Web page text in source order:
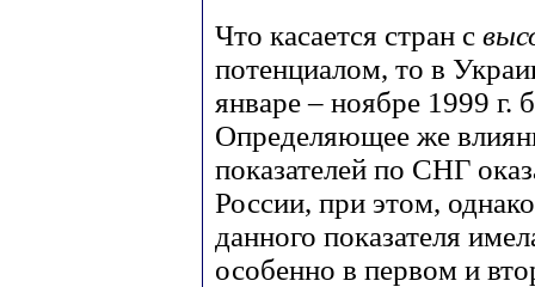
Что касается стран с
потенциалом, то в
январе – ноябре 1999 г.
Определяющее же
показателей по СНГ
России, при этом,
данного показателя
особенно в первом и